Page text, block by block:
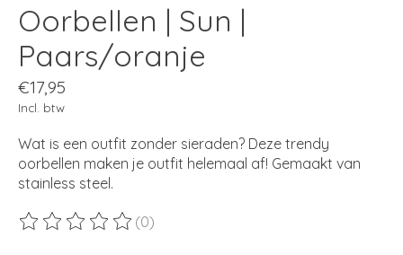
Oorbellen | Sun |
Paars/oranje
€17,95
Incl. btw
Wat is een outfit zonder sieraden? Deze trendy
oorbellen maken je outfit helemaal af! Gemaakt van
stainless steel.
De beoordeling van dit product is
(0)